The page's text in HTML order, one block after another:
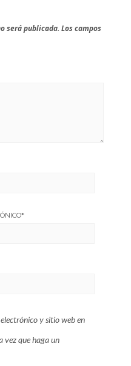
será publicada. Los campos
*
y sitio web en
vez que haga un